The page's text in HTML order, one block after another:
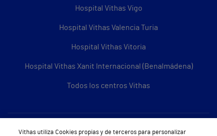
Hospital Vithas Vigo
Hospital Vithas Valencia Turia
Hospital Vithas Vitoria
Hospital Vithas Xanit Internacional (Benalmádena)
Todos los centros Vithas
Sobre Vithas
Vithas utiliza Cookies propias y de terceros para personalizar